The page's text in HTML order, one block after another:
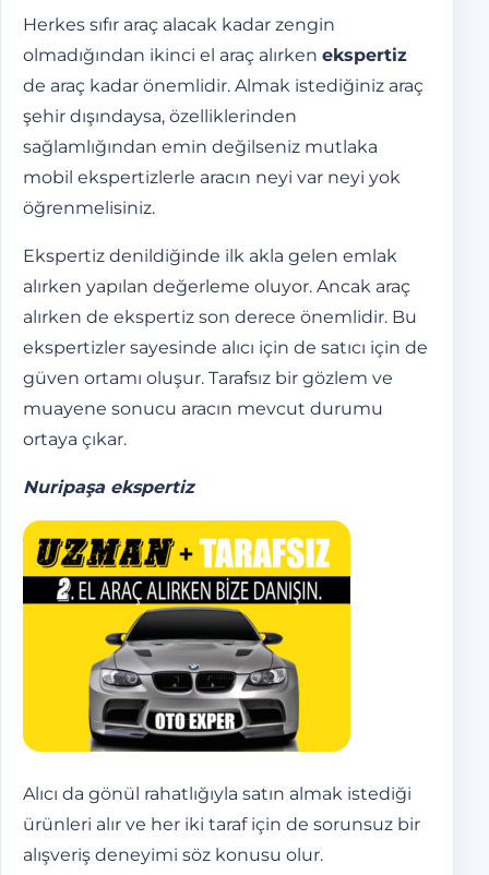
Herkes sıfır araç alacak kadar zengin
olmadığından ikinci el araç alırken ekspertiz
de araç kadar önemlidir. Almak istediğiniz araç
şehir dışındaysa, özelliklerinden
sağlamlığından emin değilseniz mutlaka
mobil ekspertizlerle aracın neyi var neyi yok
öğrenmelisiniz.
Ekspertiz denildiğinde ilk akla gelen emlak
alırken yapılan değerleme oluyor. Ancak araç
alırken de ekspertiz son derece önemlidir. Bu
ekspertizler sayesinde alıcı için de satıcı için de
güven ortamı oluşur. Tarafsız bir gözlem ve
muayene sonucu aracın mevcut durumu
ortaya çıkar.
Nuripaşa ekspertiz
Alıcı da gönül rahatlığıyla satın almak istediği
ürünleri alır ve her iki taraf için de sorunsuz bir
alışveriş deneyimi söz konusu olur.